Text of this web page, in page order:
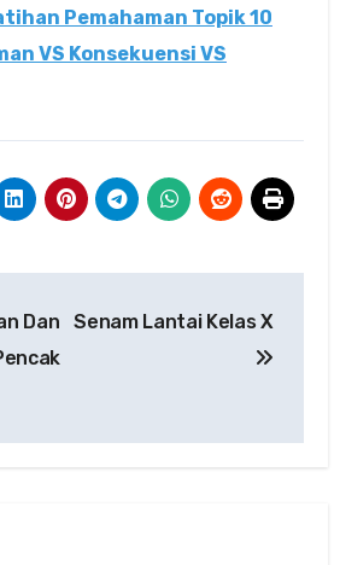
Pemahaman Topik 10
VS Konsekuensi VS
Dan
Senam Lantai Kelas X